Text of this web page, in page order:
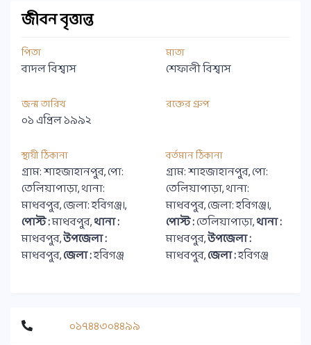
জীবন বৃত্তান্ত
পিতা
বাদল বিশ্বাস
মাতা
শেফালী বিশ্বাস
জন্ম তারিখ
০১ এপ্রিল ১৯৯২
রক্তের গ্রুপ
স্থায়ী ঠিকানা
গ্রাম: শাহজাহানপুর, পো:
তেলিয়াপাড়া, থানা:
মাধবপুর, জেলা: হবিগঞ্জ।,
পোস্ট :মাধবপুর,থানা :
মাধবপুর,উপজেলা :
মাধবপুর,জেলা :হবিগঞ্জ
বর্তমান ঠিকানা
গ্রাম: শাহজাহানপুর, পো:
তেলিয়াপাড়া, থানা:
মাধবপুর, জেলা: হবিগঞ্জ।,
পোস্ট :তেলিয়াপাড়া,থানা :
মাধবপুর,উপজেলা :
মাধবপুর,জেলা :হবিগঞ্জ
০১৭৪৪৩০৪৪৯৯